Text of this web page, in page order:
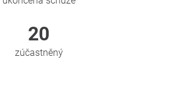
20
zúčastněný